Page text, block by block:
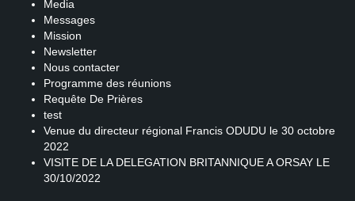
Media
Messages
Mission
Newsletter
Nous contacter
Programme des réunions
Requête De Prières
test
Venue du directeur régional Francis ODUDU le 30 octobre
2022
VISITE DE LA DELEGATION BRITANNIQUE A ORSAY LE
30/10/2022